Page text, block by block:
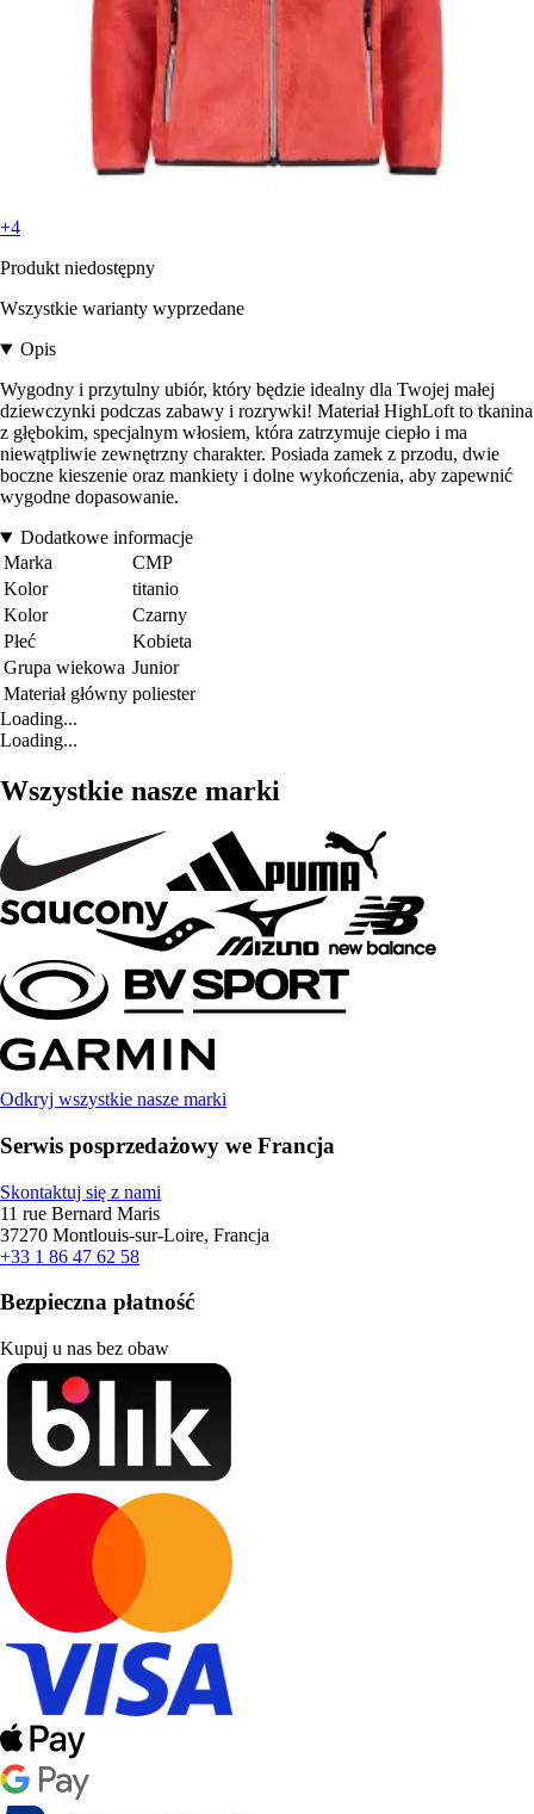
+4
Produkt niedostępny
Wszystkie warianty wyprzedane
Opis
Wygodny i przytulny ubiór, który będzie idealny dla Twojej małej
dziewczynki podczas zabawy i rozrywki! Materiał HighLoft to tkanina
z głębokim, specjalnym włosiem, która zatrzymuje ciepło i ma
niewątpliwie zewnętrzny charakter. Posiada zamek z przodu, dwie
boczne kieszenie oraz mankiety i dolne wykończenia, aby zapewnić
wygodne dopasowanie.
Dodatkowe informacje
Marka
CMP
Kolor
titanio
Kolor
Czarny
Płeć
Kobieta
Grupa wiekowa Junior
Materiał główny poliester
Loading...
Loading...
Wszystkie nasze marki
Odkryj wszystkie nasze marki
Serwis posprzedażowy we Francja
Skontaktuj się z nami
11 rue Bernard Maris
37270 Montlouis-sur-Loire, Francja
+33 1 86 47 62 58
Bezpieczna płatność
Kupuj u nas bez obaw